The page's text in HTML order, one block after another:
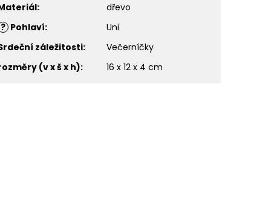
:
dřevo
? Pohlaví:
Uni
záležitosti:
Večerníčky
(v x š x h): 16 x 12 x 4 cm